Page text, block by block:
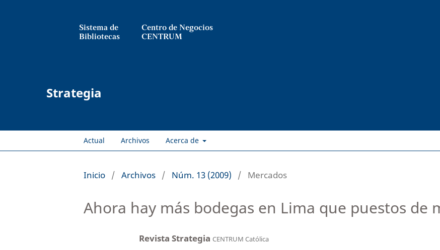
Sistema de
Bibliotecas
Centro de Negocios
CENTRUM
Strategia
Actual Archivos Acerca de
Inicio / Archivos / Núm. 13 (2009) / Mercados
Ahora hay más bodegas en Lima que puestos de
Revista Strategia CENTRUM Católica